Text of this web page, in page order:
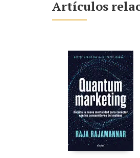
Artículos